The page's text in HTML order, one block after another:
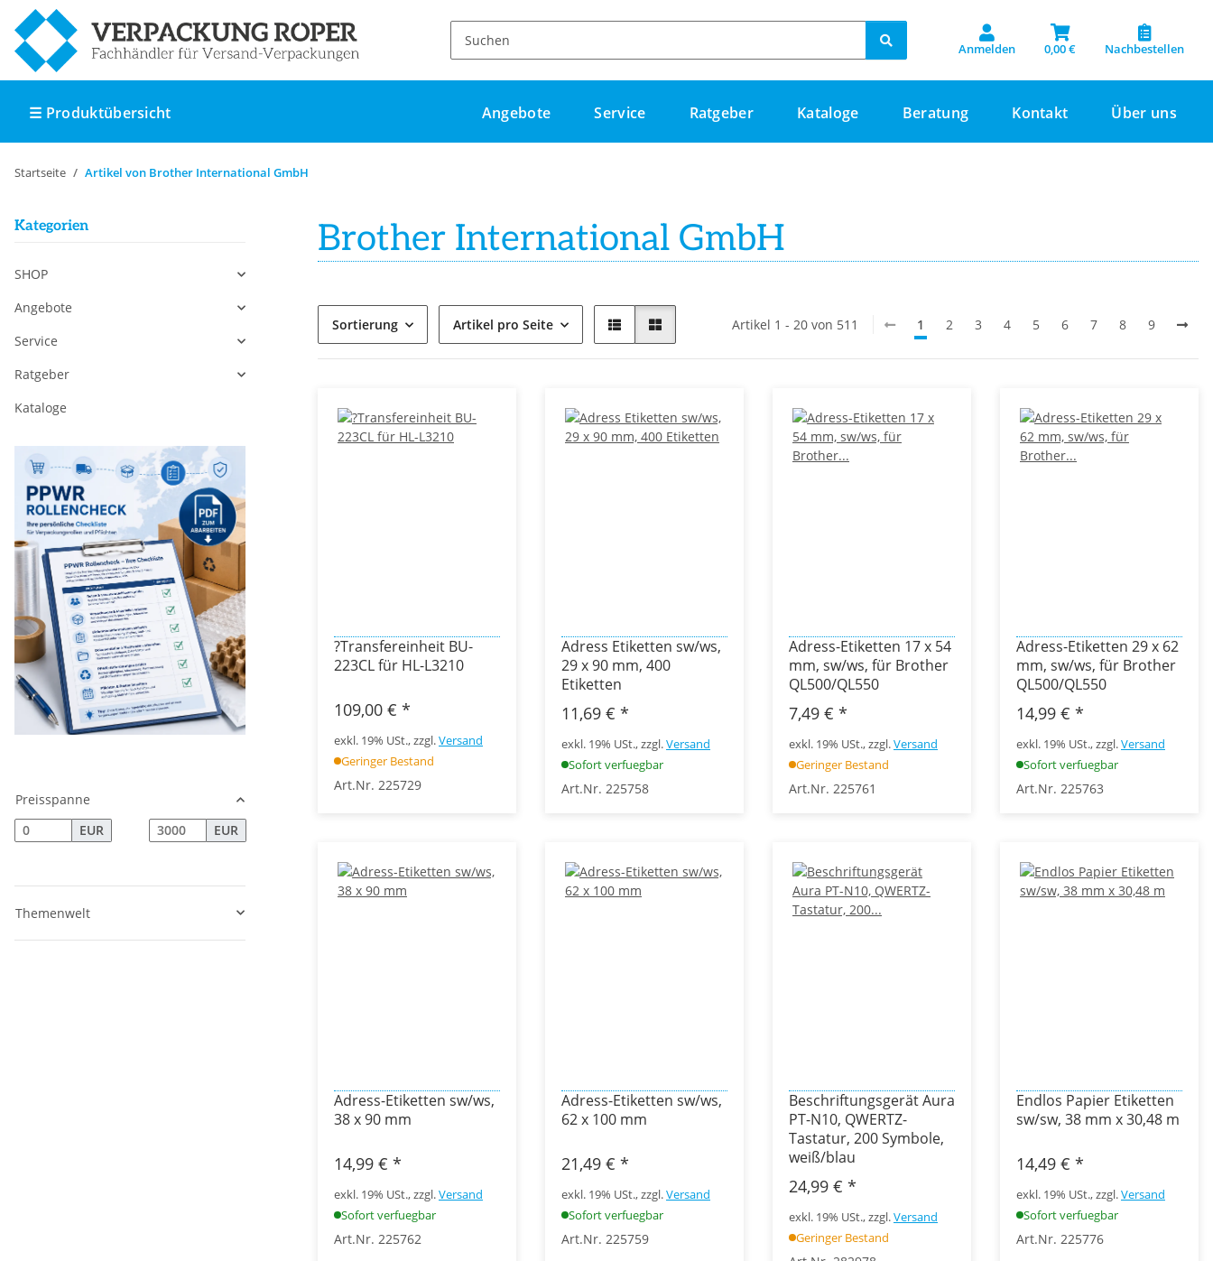
Anmelden 0,00 € Nachbestellen
☰ Produktübersicht Angebote Service Ratgeber Kataloge Beratung Kontakt Über uns
Startseite Artikel von Brother International GmbH
Brother International GmbH
Sortierung Artikel pro Seite Artikel 1 - 20 von 511 1 2 3 4 5 6 7 8 9
?Transfereinheit BU-
223CL für HL-L3210
109,00 € *
exkl. 19% USt., zzgl.Versand
Geringer Bestand
Art.Nr. 225729
Adress Etiketten sw/ws,
29 x 90 mm, 400
Etiketten
11,69 € *
exkl. 19% USt., zzgl.Versand
Sofort verfuegbar
Art.Nr. 225758
Adress-Etiketten 17 x 54
mm, sw/ws, für Brother
QL500/QL550
7,49 € *
exkl. 19% USt., zzgl.Versand
Geringer Bestand
Art.Nr. 225761
Adress-Etiketten 29 x 62
mm, sw/ws, für Brother
QL500/QL550
14,99 € *
exkl. 19% USt., zzgl.Versand
Sofort verfuegbar
Art.Nr. 225763
Adress-Etiketten sw/ws,
38 x 90 mm
14,99 € *
exkl. 19% USt., zzgl.Versand
Sofort verfuegbar
Art.Nr. 225762
Adress-Etiketten sw/ws,
62 x 100 mm
21,49 € *
exkl. 19% USt., zzgl.Versand
Sofort verfuegbar
Art.Nr. 225759
Beschriftungsgerät Aura
PT-N10, QWERTZ-
Tastatur, 200 Symbole,
weiß/blau
24,99 € *
exkl. 19% USt., zzgl.Versand
Geringer Bestand
Endlos Papier Etiketten
sw/sw, 38 mm x 30,48 m
14,49 € *
exkl. 19% USt., zzgl.Versand
Sofort verfuegbar
Art.Nr. 225776
Kategorien
SHOP
Angebote
Service
Ratgeber
Kataloge
Preisspanne
EUR
EUR
Themenwelt